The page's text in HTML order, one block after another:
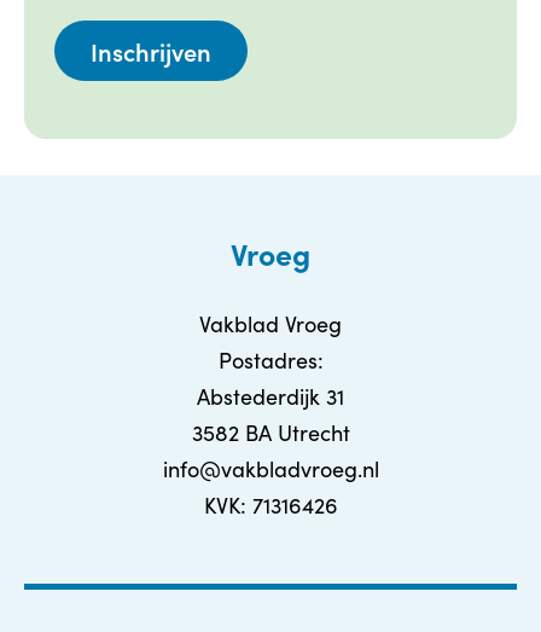
Vroeg
Vakblad Vroeg
Postadres:
Abstederdijk 31
3582 BA Utrecht
info@vakbladvroeg.nl
KVK: 71316426